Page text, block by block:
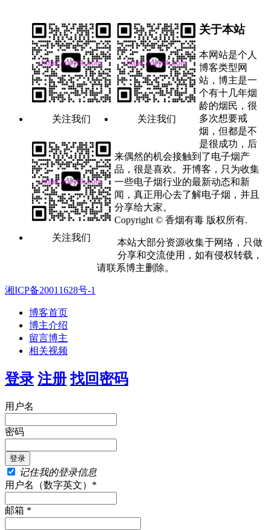
关注我们 关注我们
关注我们
关于本站
本网站是个人
博客类型网
站，博主是一
个有十几年烟
龄的烟民，很
多次想要戒
烟，但都是不
是很成功，后
来偶然的机会接触到了电子烟产
品，很是喜欢。开博客，只为收集
一些电子烟行业的最新动态和新
闻，真正用心去了解电子烟，并且
分享给大家。
Copyright © 香烟有毒 版权所有.
本站大部分资源收集于网络，只做
分享和交流使用，如有侵权转载，
请联系博主删除。
湘ICP备20011628号-1
博客首页
博主介绍
留言博主
相关视频
登录 注册 找回密码
用户名
密码
记住我的登录信息
用户名（数字英文）*
邮箱 *